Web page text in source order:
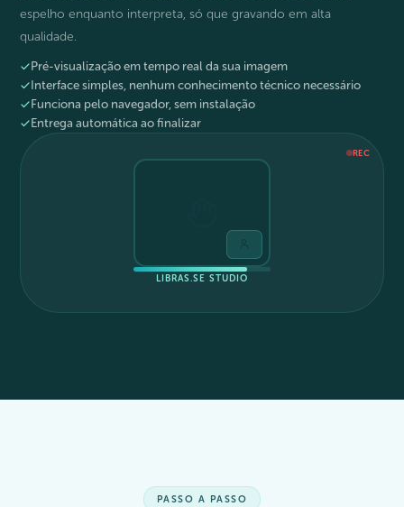
espelho enquanto interpreta, só que gravando em alta
qualidade.
Pré-visualização em tempo real da sua imagem
Interface simples, nenhum conhecimento técnico necessário
Funciona pelo navegador, sem instalação
Entrega automática ao finalizar
REC
LIBRAS.SE STUDIO
PASSO A PASSO